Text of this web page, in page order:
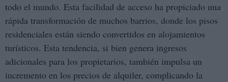
todo el mundo. Esta facilidad de acceso ha propiciado una
rápida transformación de muchos barrios, donde los pisos
residenciales están siendo convertidos en alojamientos
turísticos. Esta tendencia, si bien genera ingresos
adicionales para los propietarios, también impulsa un
incremento en los precios de alquiler, complicando la